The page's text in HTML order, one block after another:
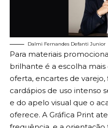
Dalmi Fernandes Defanti Junior
Para materiais
brilhante é a escolha
oferta, encartes de
cardápios de uso intenso
e do apelo visual que o
oferece. A Gráfica Print